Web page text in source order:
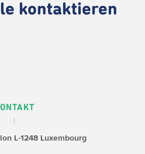
kontaktieren
L-1248 Luxembourg